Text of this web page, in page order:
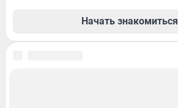
Начать знакомиться